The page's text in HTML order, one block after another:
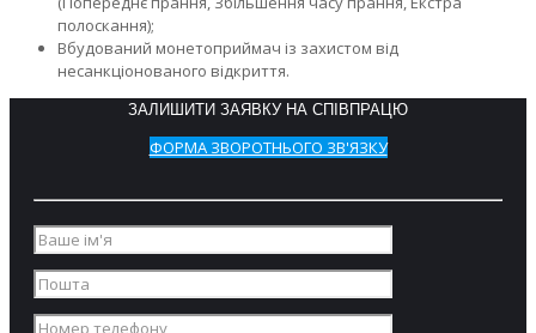
полоскання);
Вбудований монетоприймач із захистом від
несанкціонованого відкриття.
ЗАЛИШИТИ ЗАЯВКУ НА СПІВПРАЦЮ
ФОРМА ЗВОРОТНЬОГО ЗВ'ЯЗКУ